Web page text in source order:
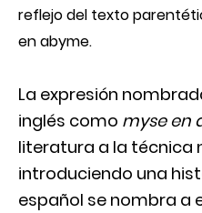
reflejo del texto
en abyme.
La expresión
inglés como myse en
literatura a la técnica
introduciendo una
español se nombra a